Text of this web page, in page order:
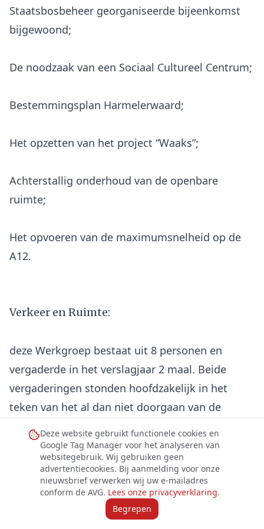
Deze website gebruikt functionele cookies en
Google Tag Manager voor het analyseren van
websitegebruik. Wij gebruiken geen
advertentiecookies. Bij aanmelding voor onze
nieuwsbrief verwerken wij uw e-mailadres
conform de AVG. Lees onze privacyverklaring.
Begrepen
Staatsbosbeheer georganiseerde bijeenkomst
bijgewoond;
De noodzaak van een Sociaal Cultureel Centrum;
Bestemmingsplan Harmelerwaard;
Het opzetten van het project “Waaks”;
Achterstallig onderhoud van de openbare
ruimte;
Het opvoeren van de maximumsnelheid op de
A12.
Verkeer en Ruimte:
deze Werkgroep bestaat uit 8 personen en
vergaderde in het verslagjaar 2 maal. Beide
vergaderingen stonden hoofdzakelijk in het
teken van het al dan niet doorgaan van de
Werkgroep.Onder de leden heerste onvrede over
de wijze waarop de gemeente met de resultaten
van de adviezen van de werkgroep omgaat en de
wijze waarop de werkgroep door de gemeente
wordt betrokken in de planvoorbereiding en
advisering rond beleid en plannen. Om na te